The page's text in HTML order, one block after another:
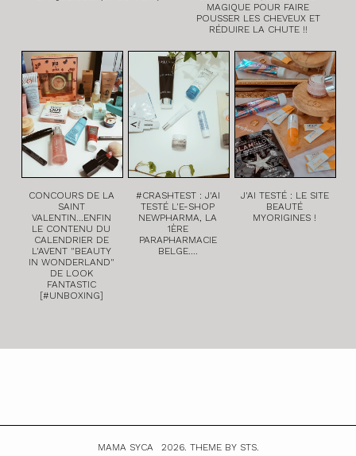
MAGIQUE POUR FAIRE
POUSSER LES CHEVEUX ET
RÉDUIRE LA CHUTE !!
CONCOURS DE LA
SAINT
VALENTIN...ENFIN
LE CONTENU DU
CALENDRIER DE
L'AVENT "BEAUTY
IN WONDERLAND"
DE LOOK
FANTASTIC
[#UNBOXING]
#CRASHTEST : J'AI
TESTÉ L'E-SHOP
NEWPHARMA, LA
1ÈRE
PARAPHARMACIE
BELGE....
J'AI TESTÉ : LE SITE
BEAUTÉ
MYORIGINES !
MAMA SYCA 2026. THEME BY STS.